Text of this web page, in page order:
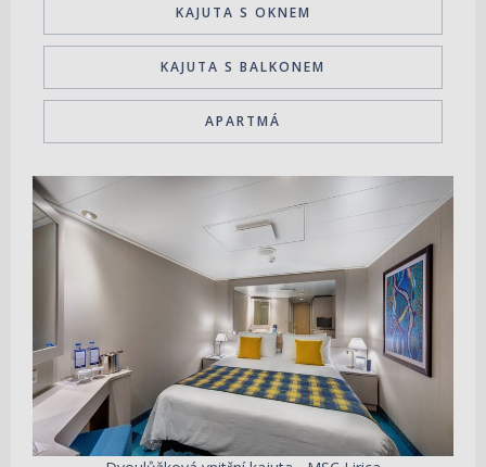
KAJUTA S OKNEM
KAJUTA S BALKONEM
APARTMÁ